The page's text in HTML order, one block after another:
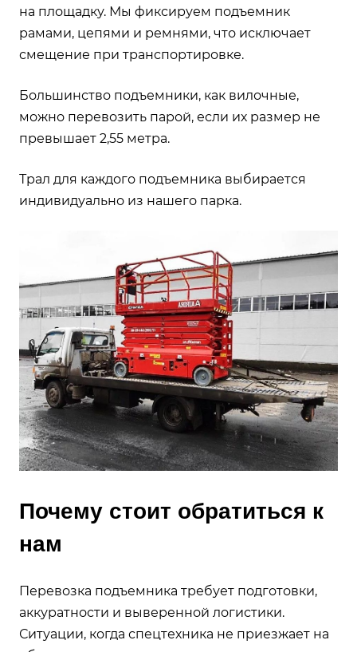
на площадку. Мы фиксируем подъемник
рамами, цепями и ремнями, что исключает
смещение при транспортировке.
Большинство подъемники, как вилочные,
можно перевозить парой, если их размер не
превышает 2,55 метра.
Трал для каждого подъемника выбирается
индивидуально из нашего парка.
Почему стоит обратиться к
нам
Перевозка подъемника требует подготовки,
аккуратности и выверенной логистики.
Ситуации, когда спецтехника не приезжает на